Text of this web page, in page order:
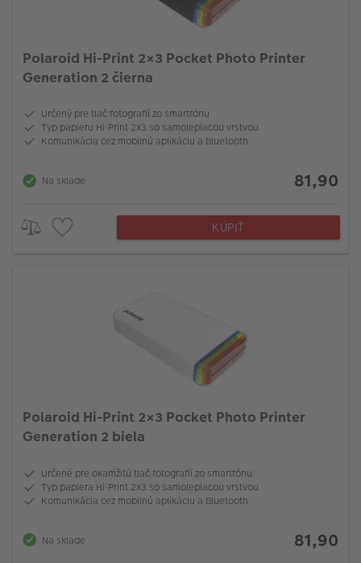
Polaroid Hi-Print 2×3 Pocket Photo Printer
Generation 2 čierna
Určený pre tlač fotografií zo smartfónu
Typ papieru Hi·Print 2x3 so samolepiacou vrstvou
Komunikácia cez mobilnú aplikáciu a Bluetooth
Na sklade 81,90
KÚPIŤ
Polaroid Hi-Print 2×3 Pocket Photo Printer
Generation 2 biela
Určené pre okamžitú tlač fotografií zo smartfónu
Typ papiera Hi·Print 2x3 so samolepiacou vrstvou
Komunikácia cez mobilnú aplikáciu a Bluetooth
Na sklade 81,90